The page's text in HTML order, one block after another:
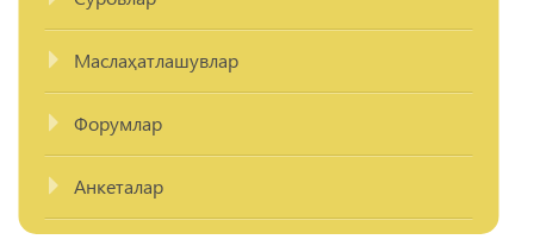
Маслаҳатлашувлар
Форумлар
Анкеталар